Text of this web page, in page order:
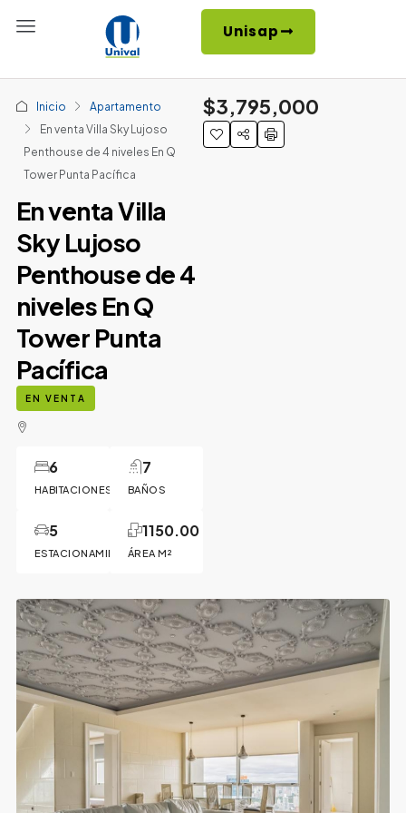
Unisap
Inicio
Apartamento
En venta Villa Sky Lujoso
Penthouse de 4 niveles En Q
Tower Punta Pacífica
En venta Villa
Sky Lujoso
Penthouse de 4
niveles En Q
Tower Punta
Pacífica
EN VENTA
HABITACIONES
6
BAÑOS
7
ESTACIONAMIENTOS
5
ÁREA M²
1150.00
$3,795,000